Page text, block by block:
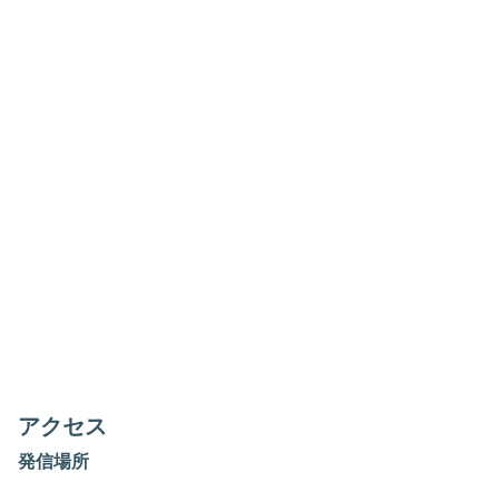
アクセス
発信場所